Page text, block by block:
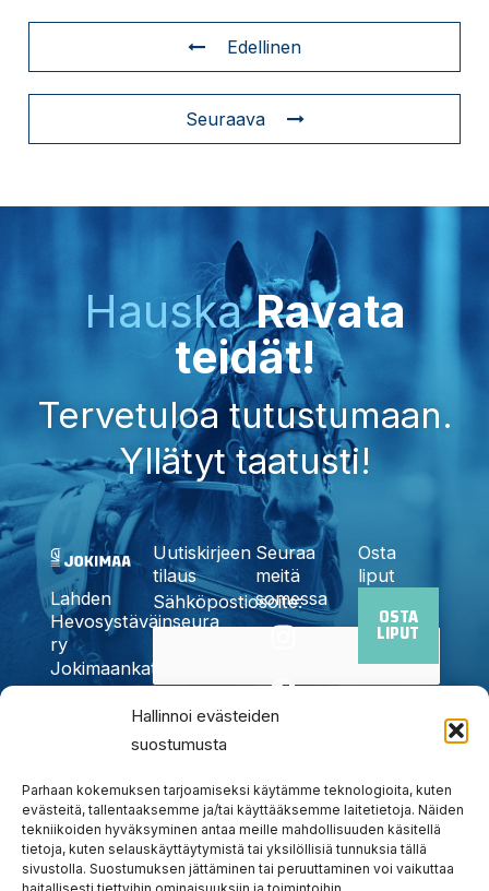
Hallinnoi evästeiden
suostumusta
Parhaan kokemuksen tarjoamiseksi käytämme teknologioita, kuten
evästeitä, tallentaaksemme ja/tai käyttääksemme laitetietoja. Näiden
tekniikoiden hyväksyminen antaa meille mahdollisuuden käsitellä
tietoja, kuten selauskäyttäytymistä tai yksilöllisiä tunnuksia tällä
sivustolla. Suostumuksen jättäminen tai peruuttaminen voi vaikuttaa
Edellinen
Seuraava
HauskaRavata
teidät!
Tervetuloa tutustumaan.
Yllätyt taatusti!
Lahden
Hevosystäväinseura
ry
Jokimaankatu
6, 15700
6440
info@jokimaanravit.fi
Toimisto
avoinna
arkisin
Uutiskirjeen
tilaus
Sähköpostiosoite:
Kyllä,
tilaan
Seuraa
meitä
somessa
I
s
r
a
m
F
c
o
k
X
t
t
e
r
Y
u
e
T
k
Osta
liput
OSTA
LIPUT